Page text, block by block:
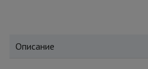
Описание